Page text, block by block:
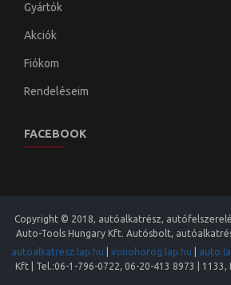
Gyártók
Akciók
Fiókom
Rendeléseim
FACEBOOK
Copyright © 2018, autóalkatrész,
Auto-Tools Hungary Kft. Autósbolt,
autoalkatresz.lap.hu
vonohorog.lap.hu
Kft | Tel.:06-1-796-0722, 06-20-413 8973 1133,